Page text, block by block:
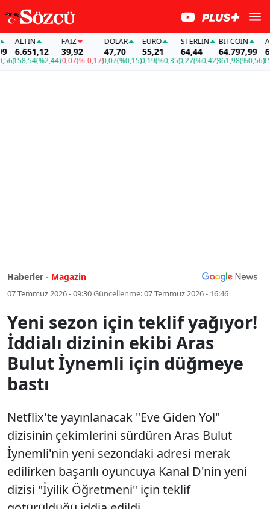
ALTIN
6.651,12
158,54(%2,44)
FAİZ
39,92
-0,07(%-0,17)
DOLAR
47,70
0,07(%0,15)
EURO
55,21
0,19(%0,35)
STERLIN
64,44
0,27(%0,42)
BITCOIN
64.797,99
361,98(%0,56)
Haberler - Magazin
07 Temmuz 2026 - 09:30Güncellenme:07 Temmuz 2026 - 16:46
Yeni sezon için teklif yağıyor!
İddialı dizinin ekibi Aras
Bulut İynemli için düğmeye
bastı
Netflix'te yayınlanacak "Eve Giden Yol"
dizisinin çekimlerini sürdüren Aras Bulut
İynemli'nin yeni sezondaki adresi merak
edilirken başarılı oyuncuya Kanal D'nin yeni
dizisi "İyilik Öğretmeni" için teklif